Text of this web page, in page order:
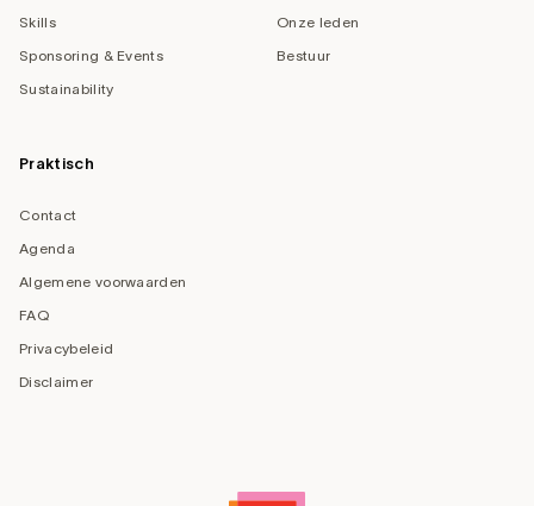
Skills
Sponsoring & Events
Sustainability
Onze leden
Bestuur
Praktisch
Contact
Agenda
Algemene voorwaarden
FAQ
Privacybeleid
Disclaimer